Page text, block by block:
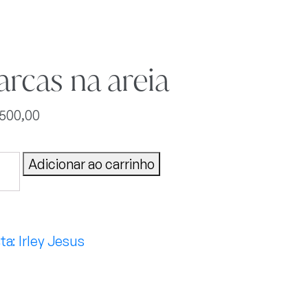
na areia
Adicionar ao carrinho
Irley Jesus